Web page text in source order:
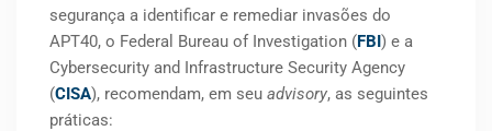
segurança a identificar e remediar invasões do
APT40, o Federal Bureau of Investigation (FBI) e a
Cybersecurity and Infrastructure Security Agency
(CISA), recomendam, em seu advisory, as seguintes
práticas: